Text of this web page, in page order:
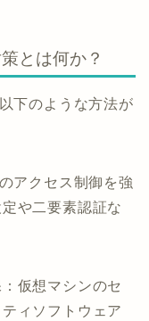
とは何か？
下のような方法が
アクセス制御を強
や二要素認証な
仮想マシンのセ
ィソフトウェア